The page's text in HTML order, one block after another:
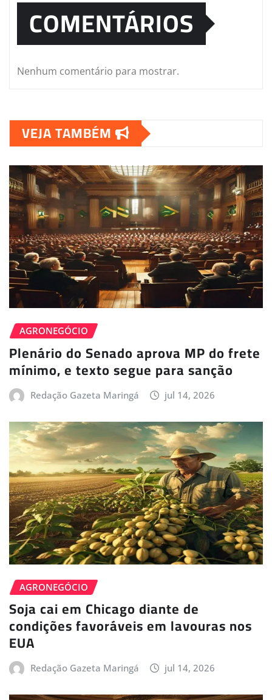
COMENTÁRIOS
Nenhum comentário para mostrar.
VEJA TAMBÉM
AGRONEGÓCIO
Plenário do Senado aprova MP do frete
mínimo, e texto segue para sanção
Redação Gazeta Maringá jul 14, 2026
AGRONEGÓCIO
Soja cai em Chicago diante de
condições favoráveis em lavouras nos
EUA
Redação Gazeta Maringá jul 14, 2026